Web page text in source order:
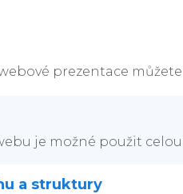
prezentace
je možné použit
a struktury